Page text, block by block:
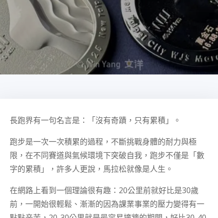
長跑界有一句名言是：「沒有奇蹟，只有累積」。
跑步是一次一次積累的過程，不斷挑戰身體的耐力與極
限，在不同賽道與氣候環境下突破自我，跑步不僅是「數
字的累積」，許多人更說，馬拉松就像是人生。
在網路上看到一個理論很有趣：20公里前就好比是30歲
前，一開始很輕鬆、漸漸的因為課業事業的壓力變得有一